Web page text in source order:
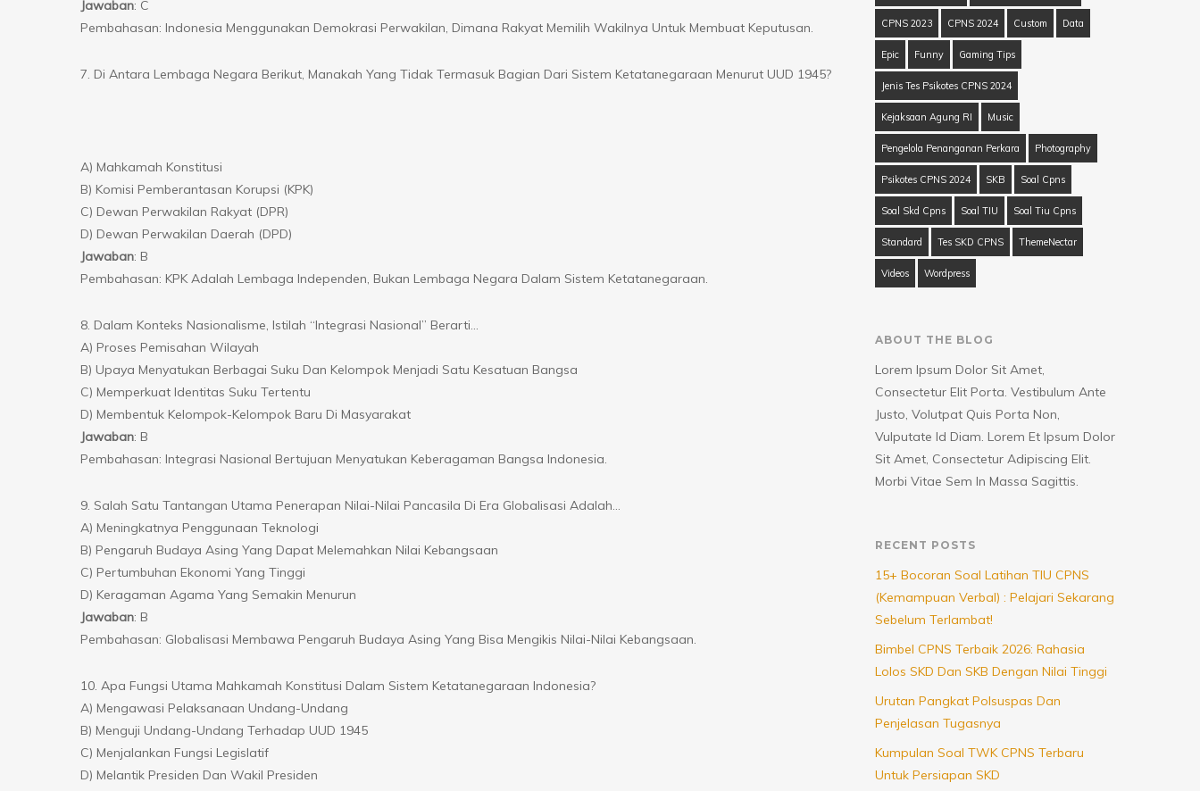
Jawaban: C
Pembahasan: Indonesia Menggunakan Demokrasi Perwakilan, Dimana Rakyat Memilih Wakilnya Untuk Membuat Keputusan.
7. Di Antara Lembaga Negara Berikut, Manakah Yang Tidak Termasuk Bagian Dari Sistem Ketatanegaraan Menurut UUD 1945?
A) Mahkamah Konstitusi
B) Komisi Pemberantasan Korupsi (KPK)
C) Dewan Perwakilan Rakyat (DPR)
D) Dewan Perwakilan Daerah (DPD)
Jawaban: B
Pembahasan: KPK Adalah Lembaga Independen, Bukan Lembaga Negara Dalam Sistem Ketatanegaraan.
8. Dalam Konteks Nasionalisme, Istilah “Integrasi Nasional” Berarti…
A) Proses Pemisahan Wilayah
B) Upaya Menyatukan Berbagai Suku Dan Kelompok Menjadi Satu Kesatuan Bangsa
C) Memperkuat Identitas Suku Tertentu
D) Membentuk Kelompok-Kelompok Baru Di Masyarakat
Jawaban: B
Pembahasan: Integrasi Nasional Bertujuan Menyatukan Keberagaman Bangsa Indonesia.
9. Salah Satu Tantangan Utama Penerapan Nilai-Nilai Pancasila Di Era Globalisasi Adalah…
A) Meningkatnya Penggunaan Teknologi
B) Pengaruh Budaya Asing Yang Dapat Melemahkan Nilai Kebangsaan
C) Pertumbuhan Ekonomi Yang Tinggi
D) Keragaman Agama Yang Semakin Menurun
Jawaban: B
Pembahasan: Globalisasi Membawa Pengaruh Budaya Asing Yang Bisa Mengikis Nilai-Nilai Kebangsaan.
10. Apa Fungsi Utama Mahkamah Konstitusi Dalam Sistem Ketatanegaraan Indonesia?
A) Mengawasi Pelaksanaan Undang-Undang
B) Menguji Undang-Undang Terhadap UUD 1945
C) Menjalankan Fungsi Legislatif
D) Melantik Presiden Dan Wakil Presiden
CPNS 2023 CPNS 2024 Custom Data
Epic Funny Gaming Tips
Jenis Tes Psikotes CPNS 2024
Kejaksaan Agung RI Music
Pengelola Penanganan Perkara Photography
Psikotes CPNS 2024 SKB Soal Cpns
Soal Skd Cpns Soal TIU Soal Tiu Cpns
Standard Tes SKD CPNS ThemeNectar
Videos Wordpress
ABOUT THE BLOG
Lorem Ipsum Dolor Sit Amet,
Consectetur Elit Porta. Vestibulum Ante
Justo, Volutpat Quis Porta Non,
Vulputate Id Diam. Lorem Et Ipsum Dolor
Sit Amet, Consectetur Adipiscing Elit.
Morbi Vitae Sem In Massa Sagittis.
RECENT POSTS
15+ Bocoran Soal Latihan TIU CPNS
(Kemampuan Verbal) : Pelajari Sekarang
Sebelum Terlambat!
Bimbel CPNS Terbaik 2026: Rahasia
Lolos SKD Dan SKB Dengan Nilai Tinggi
Urutan Pangkat Polsuspas Dan
Penjelasan Tugasnya
Kumpulan Soal TWK CPNS Terbaru
Untuk Persiapan SKD